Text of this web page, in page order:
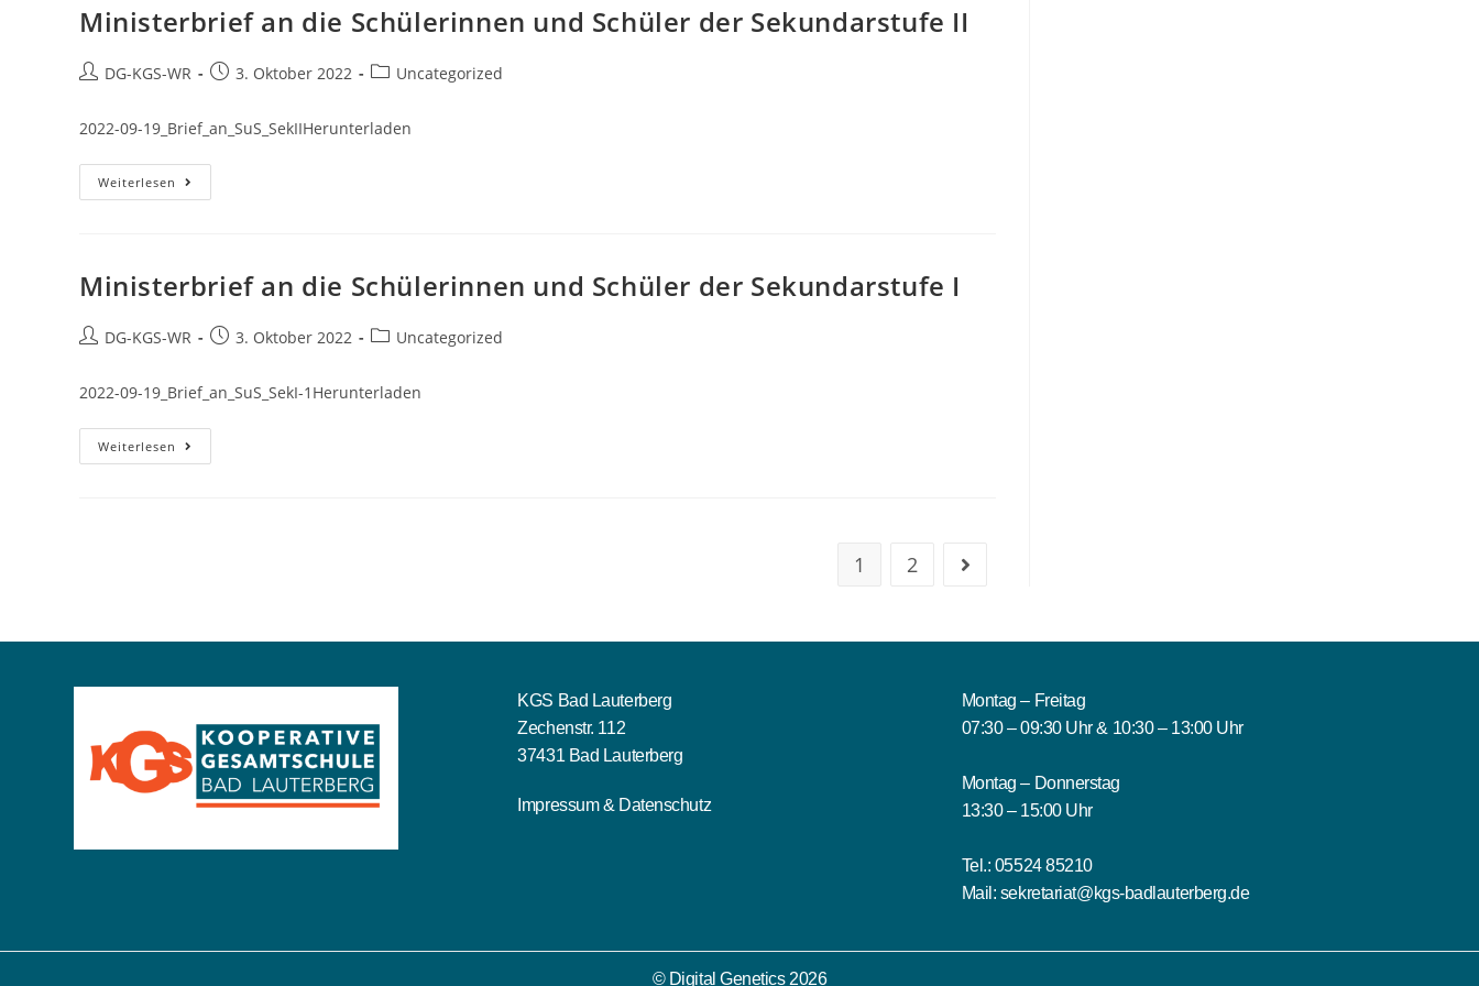
Ministerbrief an die Schülerinnen und Schüler der Sekundarstufe II
DG-KGS-WR 3. Oktober 2022 Uncategorized
2022-09-19_Brief_an_SuS_SekIIHerunterladen
Weiterlesen
Ministerbrief an die Schülerinnen und Schüler der Sekundarstufe I
DG-KGS-WR 3. Oktober 2022 Uncategorized
2022-09-19_Brief_an_SuS_SekI-1Herunterladen
Weiterlesen
1 2
KGS Bad Lauterberg
Zechenstr. 112
37431 Bad Lauterberg
Impressum& Datenschutz
Montag – Freitag
07:30 – 09:30 Uhr & 10:30 – 13:00 Uhr
Montag – Donnerstag
13:30 – 15:00 Uhr
Tel.: 05524 85210
Mail: sekretariat@kgs-badlauterberg.de
© Digital Genetics 2026